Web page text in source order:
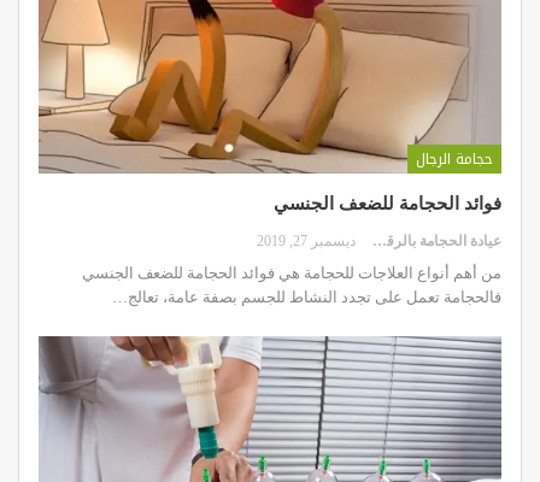
حجامة الرجال
فوائد الحجامة للضعف الجنسي
عيادة الحجامة بالرقعي ديسمبر 27, 2019
من أهم أنواع العلاجات للحجامة هي فوائد الحجامة للضعف الجنسي
فالحجامة تعمل على تجدد النشاط للجسم بصفة عامة، تعالج…